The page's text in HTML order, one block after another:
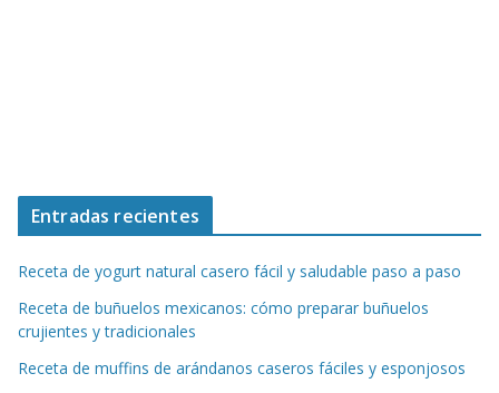
Entradas recientes
Receta de yogurt natural casero fácil y saludable paso a paso
Receta de buñuelos mexicanos: cómo preparar buñuelos
crujientes y tradicionales
Receta de muffins de arándanos caseros fáciles y esponjosos